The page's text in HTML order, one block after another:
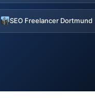
SEO Freelancer Dortmund